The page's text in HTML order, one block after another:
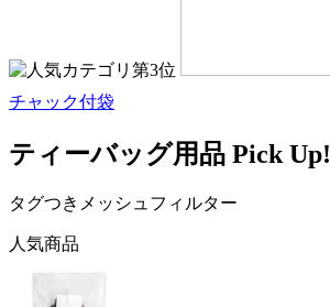
チャック付袋
ティーバッグ用品 Pick Up!
タグつきメッシュフィルター
人気商品